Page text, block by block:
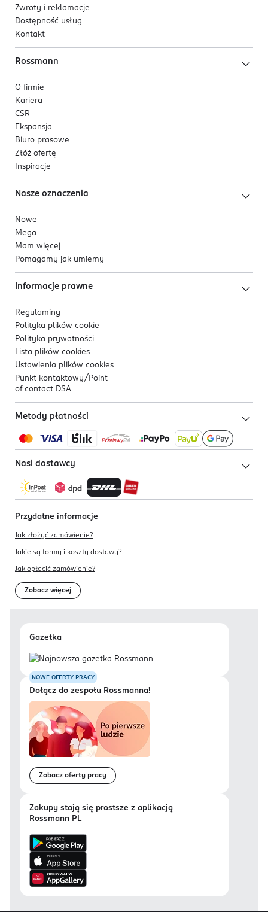
Zwroty i reklamacje
Dostępność usług
Kontakt
Rossmann
O firmie
Kariera
CSR
Ekspansja
Biuro prasowe
Złóż ofertę
Inspiracje
Nasze oznaczenia
Nowe
Mega
Mam więcej
Pomagamy jak umiemy
Informacje prawne
Regulaminy
Polityka plików cookie
Polityka prywatności
Lista plików cookies
Ustawienia plików cookies
Punkt kontaktowy/ Point
of contact DSA
Metody płatności
Nasi dostawcy
Przydatne informacje
Jak złożyć zamówienie?
Jakie są formy i koszty dostawy?
Jak opłacić zamówienie?
Zobacz więcej
Gazetka
NOWE OFERTY PRACY
Dołącz do zespołu Rossmanna!
Zobacz oferty pracy
Zakupy stają się prostsze z aplikacją
Rossmann PL